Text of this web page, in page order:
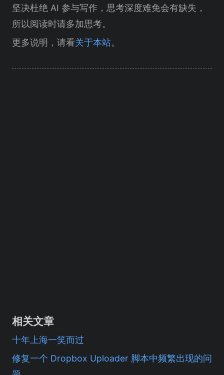
坚决杜绝 AI 参与写作，思考深度难免会有缺失，
所以阅读时请多加思考。
更多说明，请看关于本站。
相关文章
十年上海一笑而过
修复一个 Dropbox Uploader 脚本中频繁出现的问